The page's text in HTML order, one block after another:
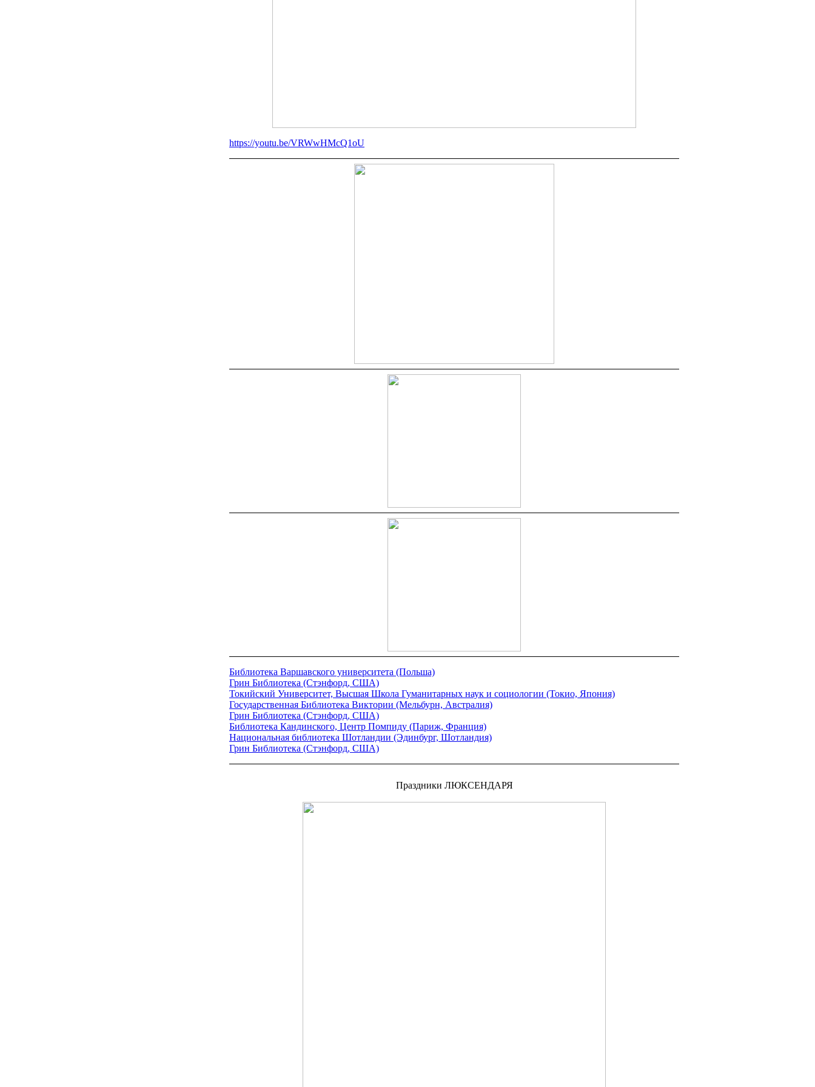
https://youtu.be/VRWwHMcQ1oU
Библиотека Варшавского университета (Польша)
Грин Библиотека (Стэнфорд, США)
Токийский Университет, Высшая Школа Гуманитарных наук и социологии (Токио, Япония)
Государственная Библиотека Виктории (Мельбурн, Австралия)
Грин Библиотека (Стэнфорд, США)
Библиотека Кандинского, Центр Помпиду (Париж, Франция)
Национальная библиотека Шотландии (Эдинбург, Шотландия)
Грин Библиотека (Стэнфорд, США)
Праздники ЛЮКСЕНДАРЯ